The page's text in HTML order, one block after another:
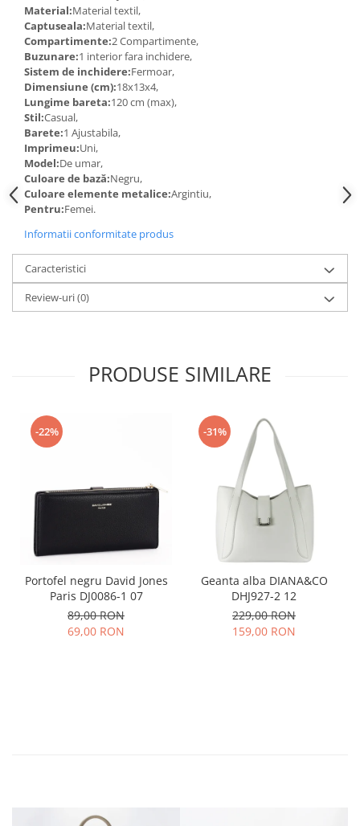
Material:Material textil,
Captuseala:Material textil,
Compartimente:2 Compartimente,
Buzunare:1 interior fara inchidere,
Sistem de inchidere:Fermoar,
Dimensiune (cm):18x13x4,
Lungime bareta:120 cm (max),
Stil:Casual,
Barete:1 Ajustabila,
Imprimeu:Uni,
Model:De umar,
Culoare de bază:Negru,
Culoare elemente metalice:Argintiu,
Pentru:Femei.
Informatii conformitate produs
Caracteristici
Review-uri(0)
PRODUSE SIMILARE
-22%
Portofel negru David Jones
Paris DJ0086-1 07
89,00 RON
69,00 RON
-31%
Geanta alba DIANA&CO
DHJ927-2 12
229,00 RON
159,00 RON